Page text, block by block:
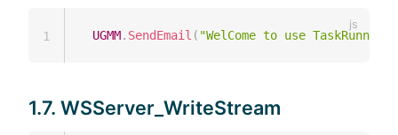
UGMM. SendEmail ( "WelCome to use TaskRunner"
1
1.7. WSServer_WriteStream